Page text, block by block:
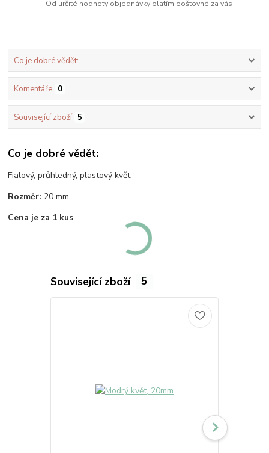
Od určité hodnoty objednávky platím poštovné za vás
Co je dobré vědět:
Komentáře 0
Související zboží 5
Co je dobré vědět:
Fialový, průhledný, plastový květ.
Rozměr: 20 mm
Cena je za 1 kus.
Související zboží 5